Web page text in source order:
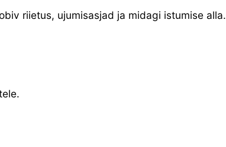
riietus, ujumisasjad ja midagi istumise alla.